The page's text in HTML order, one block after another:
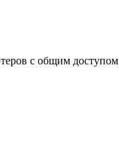
с общим доступом